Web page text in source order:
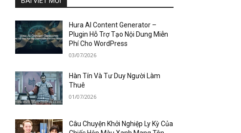
Hura AI Content Generator –
Plugin Hỗ Trợ Tạo Nội Dung Miễn
Phí Cho WordPress
03/07/2026
Hàn Tín Và Tư Duy Người Làm
Thuê
01/07/2026
Câu Chuyện Khởi Nghiệp Ly Kỳ Của